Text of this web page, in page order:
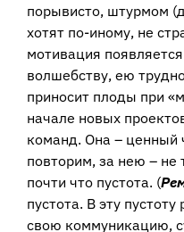
порывисто, штурмом
хотят по-иному, не
мотивация
волшебству, ею
приносит плоды при
начале новых
команд. Она – ценный
повторим, за нею – не
почти что пустота. (
пустота. В эту
свою коммуникацию,